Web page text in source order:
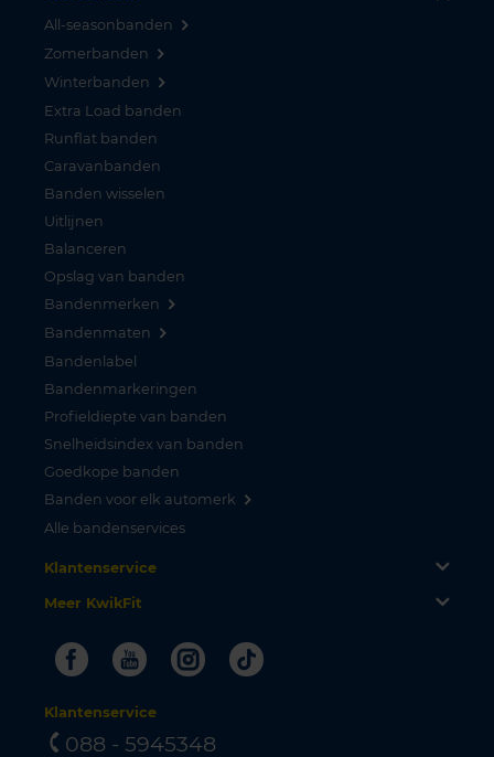
All-seasonbanden
Zomerbanden
Winterbanden
Extra Load banden
Runflat banden
Caravanbanden
Banden wisselen
Uitlijnen
Balanceren
Opslag van banden
Bandenmerken
Bandenmaten
Bandenlabel
Bandenmarkeringen
Profieldiepte van banden
Snelheidsindex van banden
Goedkope banden
Banden voor elk automerk
Alle bandenservices
Klantenservice
Meer KwikFit
FacebookYoutubeInstagram
Tiktok
Klantenservice
088 - 5945348